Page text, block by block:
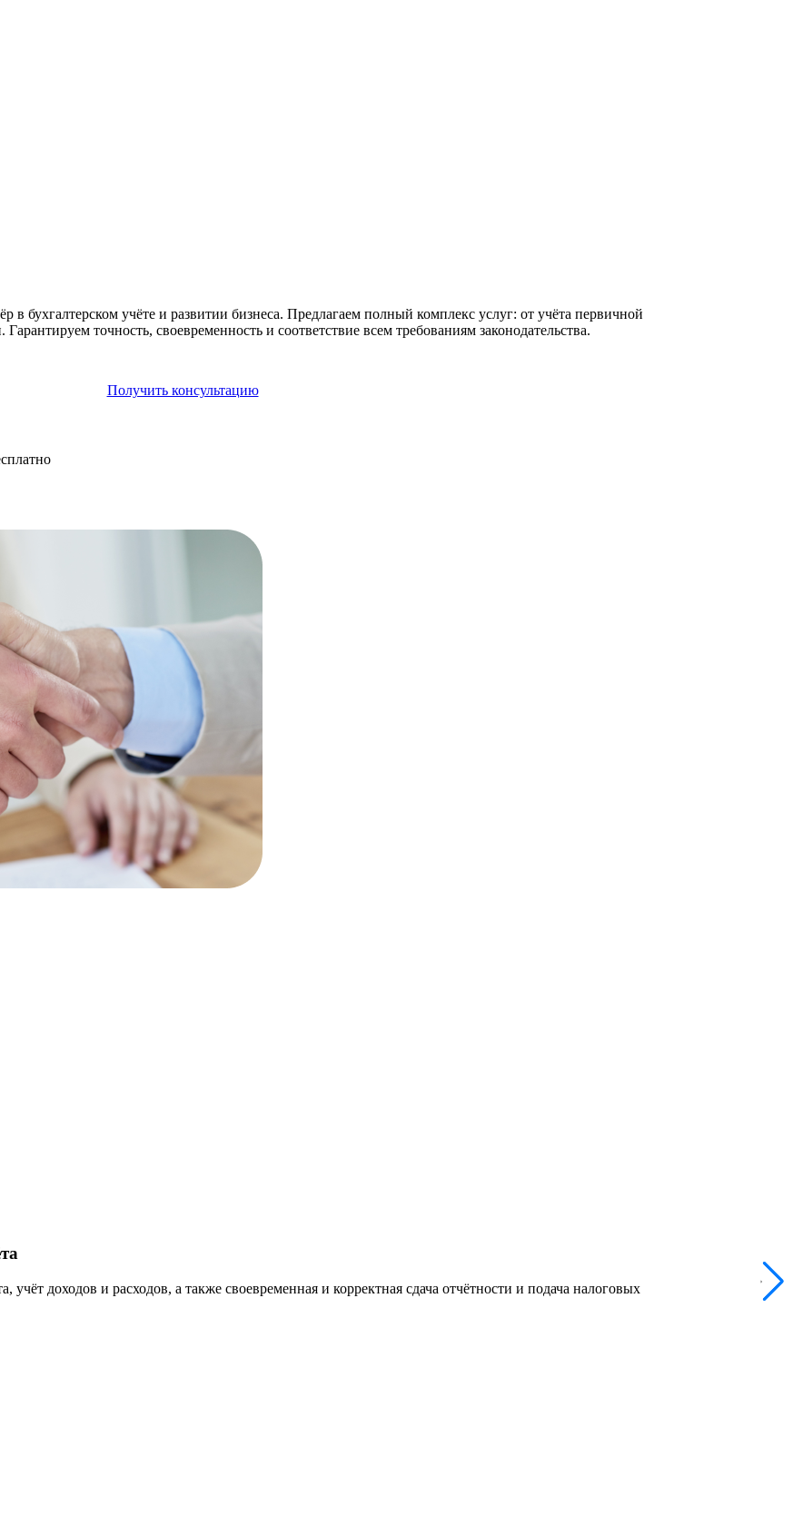
учёте и развитии бизнеса. Предлагаем полный комплекс услуг: от учёта первичной
точность, своевременность и соответствие всем требованиям законодательства.
Получить консультацию
доходов и расходов, а также своевременная и корректная сдача отчётности и подача налоговых